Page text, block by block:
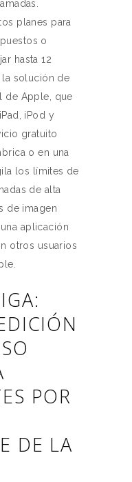
planes para
o
hasta 12
la solución de
de Apple, que
iPod y
gratuito
o en una
los límites de
de alta
de imagen
aplicación
otros usuarios
POR
DE LA